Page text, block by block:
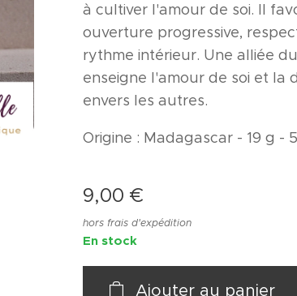
à cultiver l'amour de soi. Il
ouverture progressive,
rythme intérieur. Une alliée
enseigne l'amour de soi et la
envers les autres.
Origine : Madagascar - 19 g -
9,00 €
hors frais d'expédition
En stock
Ajouter au panier